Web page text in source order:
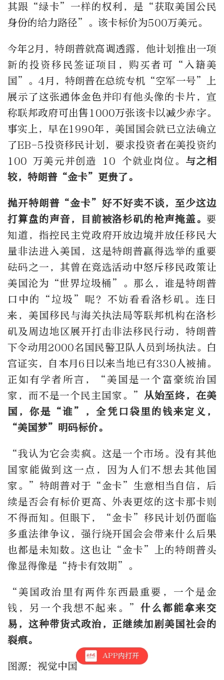
其跟“绿卡”一样的权利，是“获取美国公民
身份的给力路径”。该卡标价为500万美元。
今年2月，特朗普就高调透露，他计划推出一项
新的投资移民签证项目，购买者可“入籍美
国”。4月，特朗普在总统专机“空军一号”上
展示了这张通体金色并印有他头像的卡片，宣
称联邦政府可出售1000万张该卡以减少赤字。
事实上，早在1990年，美国国会就已立法确立
了EB-5投资移民计划，要求投资者在美投资约
100 万美元并创造 10 个就业岗位。 与之相
较，特朗普“金卡”更贵了。
抛开特朗普“金卡”好不好卖不谈，至少这边
打算盘的声音，目前被洛杉矶的枪声掩盖。 要
知道，指控民主党政府开放边境并放任移民大
量非法进入美国，这是特朗普赢得选举的重要
砝码之一，其曾在竞选活动中怒斥移民政策让
美国沦为“世界垃圾桶”。那么，谁是特朗普
口中的“垃圾”呢？不妨看看洛杉矶。连日
来，美国移民与海关执法局等联邦机构在洛杉
矶及周边地区展开打击非法移民行动，特朗普
下令动用2000名国民警卫队人员到场执法。白
宫证实，自本月6日以来当地已有330人被捕。
正如有学者所言，“美国是一个富豪统治国
家，而不是一个民主国家。” 从始至终，在美
国，你是“谁”，全凭口袋里的钱来定义，
“美国梦”明码标价。
“我认为它会卖疯。这是一个市场。没有其他
国家能做到这一点，因为人们不想去其他国
家。”特朗普对于“金卡”生意相当自信，后
续是否会有标价更高、外表更炫的这卡那卡则
不得而知。但眼下，“金卡”移民计划仍面临
多重法律争议，强行绕开国会会带来什么后果
也都是未知数。这也让“金卡”上的特朗普头
像显得像是“持卡有效期”。
“美国政治里有两件东西最重要，一个是金
钱，另一个我想不起来。”
什么都能拿来交
易，这种带货式政治，正继续加剧美国社会的
裂痕。
图源：视觉中国
APP内打开